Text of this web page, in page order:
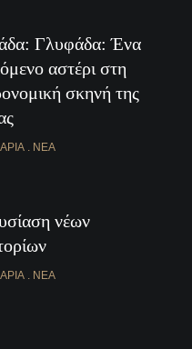
Γλυφάδα: Ένα
αστέρι στη
σκηνή της
ΝΈΑ
νέων
ΝΈΑ